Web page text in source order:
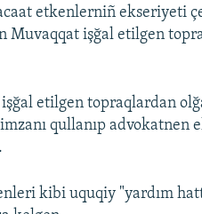
etkenlerniñ ekseriyeti
Muvaqqat işğal etilgen
işğal etilgen topraqlardan
qullanıp advokatnen
kibi uquqiy "yardım